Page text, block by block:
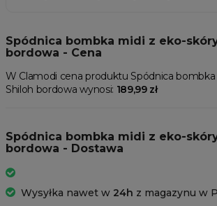
Spódnica bombka midi z eko-
bordowa - Cena
W Clamodi cena produktu Spódnica
Shiloh bordowa wynosi: 189,99 zł
Spódnica bombka midi z eko-
bordowa - Dostawa
Wysyłka nawet w 24h z magazynu w